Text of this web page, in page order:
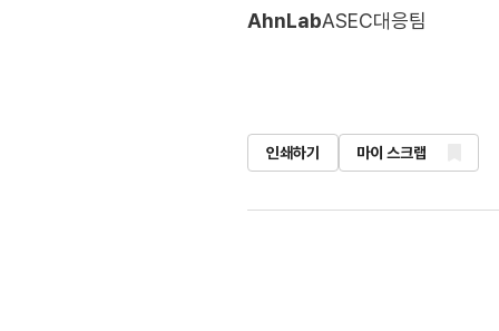
AhnLabASEC대응팀
인쇄하기 마이 스크랩